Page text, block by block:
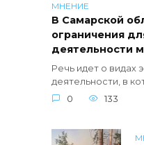
МНЕНИЕ
В Самарской
ограничения
деятельности
Речь идет о видах
деятельности, в
0
133